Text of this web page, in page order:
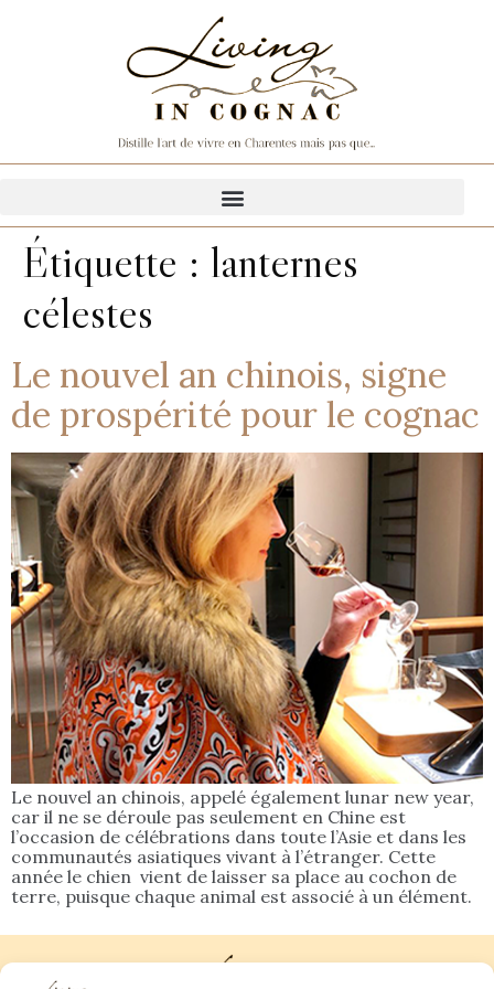
Étiquette : lanternes
célestes
Le nouvel an chinois, signe
de prospérité pour le cognac
Le nouvel an chinois, appelé également lunar new year,
car il ne se déroule pas seulement en Chine est
l’occasion de célébrations dans toute l’Asie et dans les
communautés asiatiques vivant à l’étranger. Cette
année le chien vient de laisser sa place au cochon de
terre, puisque chaque animal est associé à un élément.